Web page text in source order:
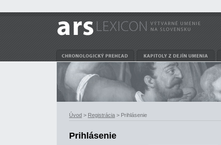
Úvod > Registrácia > Prihlásenie
Prihlásenie